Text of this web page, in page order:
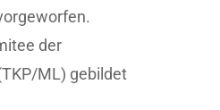
der
ML) gebildet